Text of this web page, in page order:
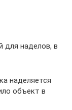
для наделов, в
наделяется
объект в